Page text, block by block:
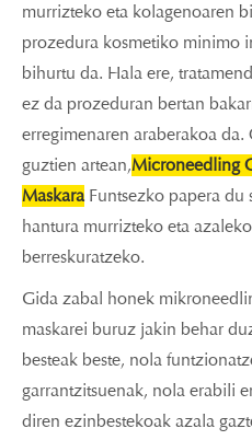
murrizteko eta kolagenoaren
prozedura kosmetiko minimo
bihurtu da. Hala ere,
ez da prozeduran bertan
erregimenaren araberakoa
guztien artean,Microneedling
Maskara Funtsezko papera du
hantura murrizteko eta
berreskuratzeko.
Gida zabal honek
maskarei buruz jakin behar
besteak beste, nola
garrantzitsuenak, nola erabili
diren ezinbestekoak azala